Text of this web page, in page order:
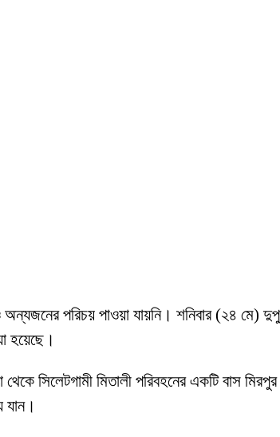
পরিচয় পাওয়া যায়নি। শনিবার (২৪ মে)
হয়েছে।
সিলেটগামী মিতালী পরিবহনের একটি বাস মিরপুর
যান।